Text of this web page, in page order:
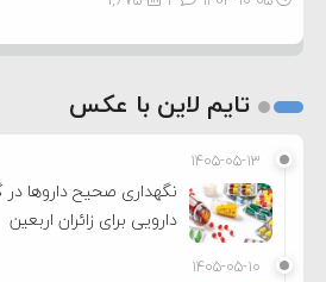
تایم لاین با عکس
۱۴۰۵-۰۵-۱۳
نگهداری صحیح داروها
دارویی برای زائران اربعین
۱۴۰۵-۰۵-۱۰